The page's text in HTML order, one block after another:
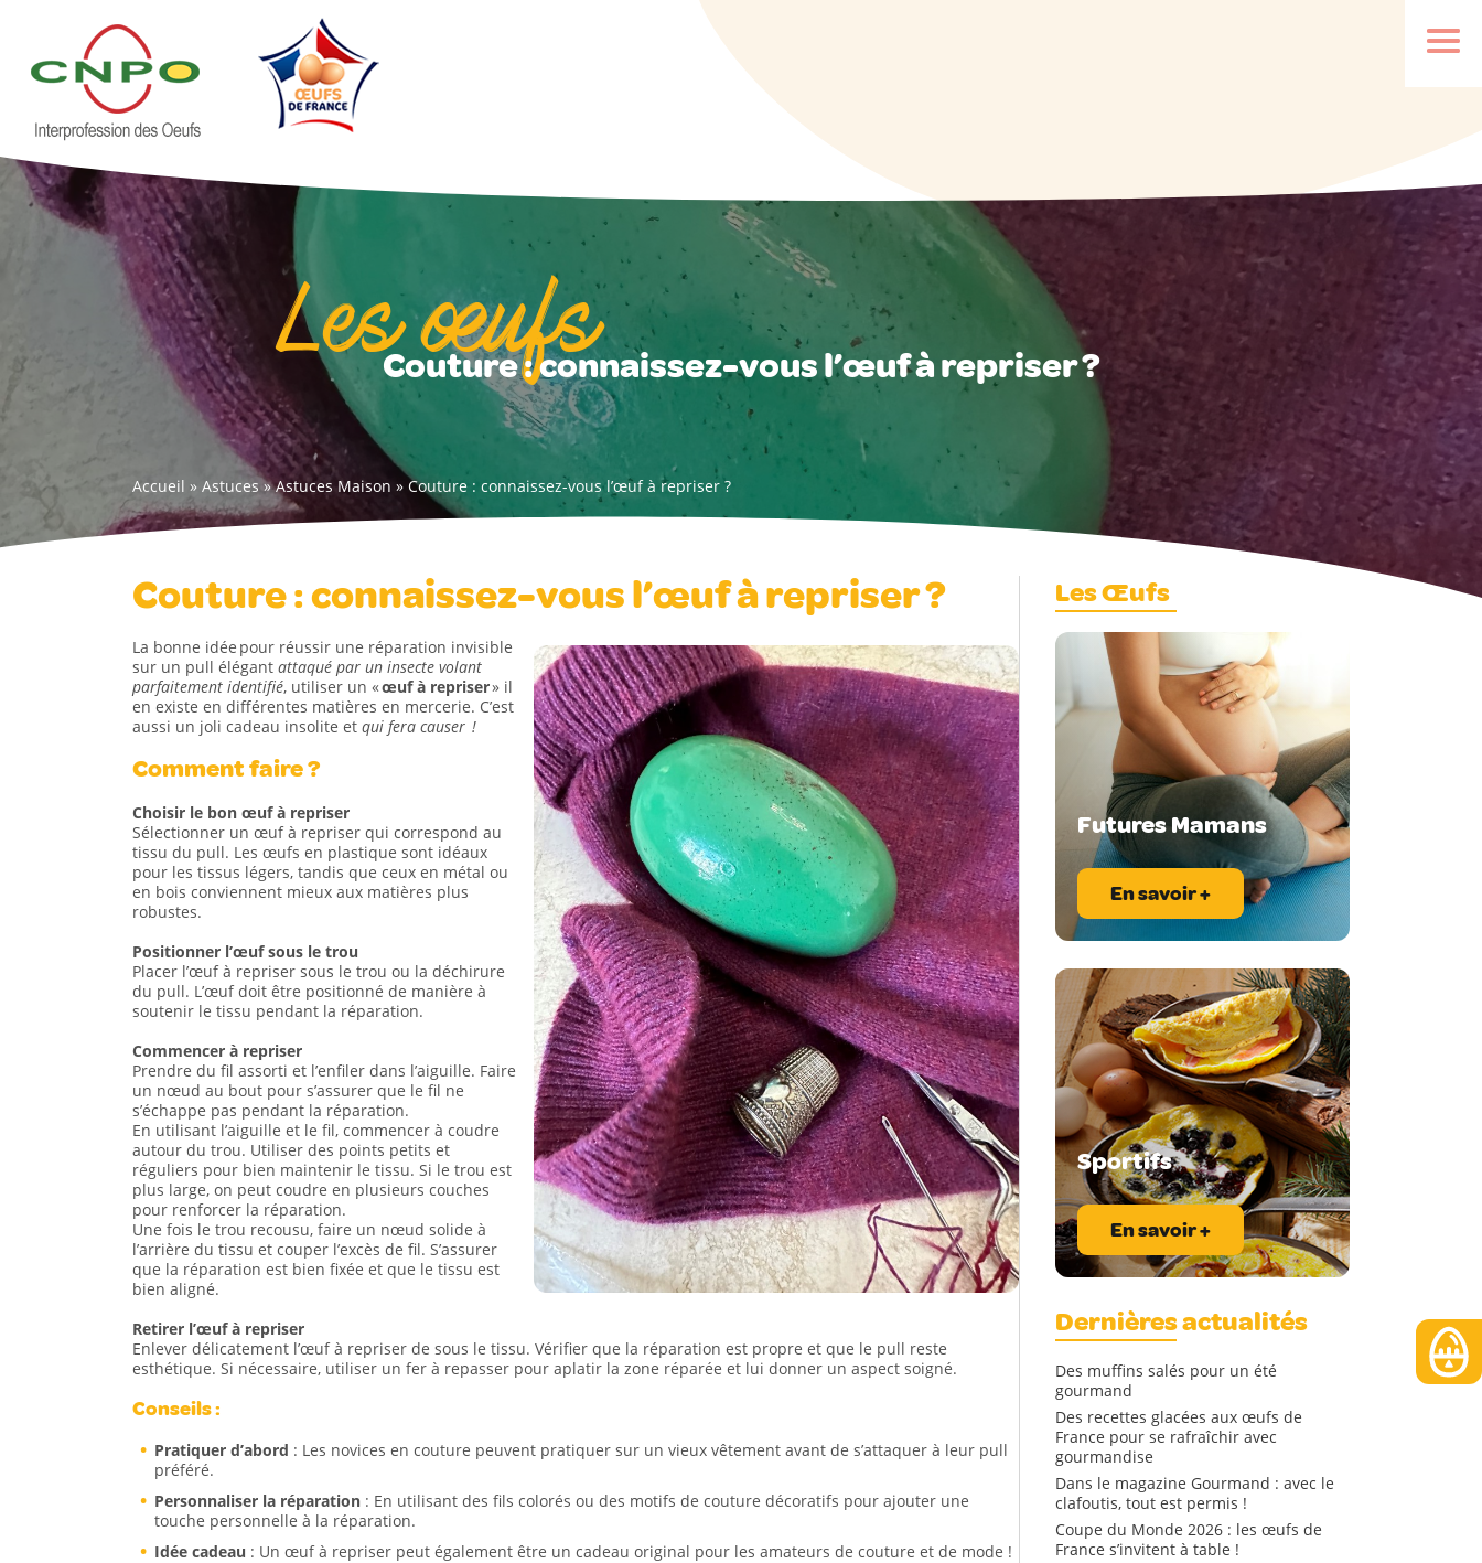
Les œufs
Couture : connaissez-vous l’œuf à repriser ?
Accueil » Astuces »Astuces Maison » Couture : connaissez-vous l’œuf à repriser ?
Couture : connaissez-vous l’œuf à repriser ?
La bonne idée pour réussir une réparation invisible
sur un pull élégant attaqué par un insecte volant
parfaitement identifié, utiliser un «œuf à repriser» il
en existe en différentes matières en mercerie. C’est
aussi un joli cadeau insolite et qui fera causer !
Comment faire ?
Choisir le bon œuf à repriser
Sélectionner un œuf à repriser qui correspond au
tissu du pull. Les œufs en plastique sont idéaux
pour les tissus légers, tandis que ceux en métal ou
en bois conviennent mieux aux matières plus
robustes.
Positionner l’œuf sous le trou
Placer l’œuf à repriser sous le trou ou la déchirure
du pull. L’œuf doit être positionné de manière à
soutenir le tissu pendant la réparation.
Commencer à repriser
Prendre du fil assorti et l’enfiler dans l’aiguille. Faire
un nœud au bout pour s’assurer que le fil ne
s’échappe pas pendant la réparation.
En utilisant l’aiguille et le fil, commencer à coudre
autour du trou. Utiliser des points petits et
réguliers pour bien maintenir le tissu. Si le trou est
plus large, on peut coudre en plusieurs couches
pour renforcer la réparation.
Une fois le trou recousu, faire un nœud solide à
l’arrière du tissu et couper l’excès de fil. S’assurer
que la réparation est bien fixée et que le tissu est
bien aligné.
Retirer l’œuf à repriser
Enlever délicatement l’œuf à repriser de sous le tissu. Vérifier que la réparation est propre et que le pull reste
esthétique. Si nécessaire, utiliser un fer à repasser pour aplatir la zone réparée et lui donner un aspect soigné.
Conseils :
Pratiquer d’abord : Les novices en couture peuvent pratiquer sur un vieux vêtement avant de s’attaquer à leur pull
préféré.
Personnaliser la réparation : En utilisant des fils colorés ou des motifs de couture décoratifs pour ajouter une
touche personnelle à la réparation.
Idée cadeau : Un œuf à repriser peut également être un cadeau original pour les amateurs de couture et de mode !
Les Œufs
Futures Mamans
En savoir +
Sportifs
En savoir +
Dernières actualités
Des muffins salés pour un été
gourmand
Des recettes glacées aux œufs de
France pour se rafraîchir avec
gourmandise
Dans le magazine Gourmand : avec le
clafoutis, tout est permis !
Coupe du Monde 2026 : les œufs de
France s’invitent à table !